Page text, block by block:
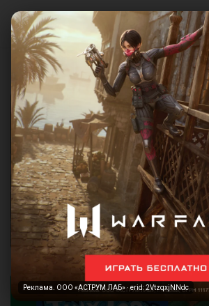
Реклама. ООО «АСТРУМ ЛАБ» · erid: 2VtzqxjNNdc
Реклама. ООО «АСТРУМ ЛАБ» · erid: